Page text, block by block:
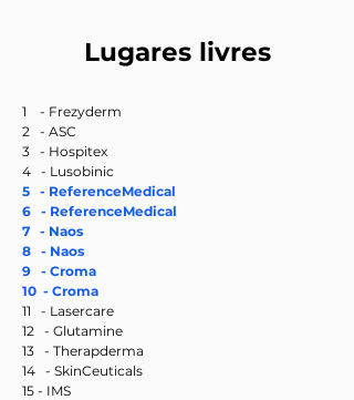
Lugares livres
1 - Frezyderm
2 - ASC
3 - Hospitex
4 - Lusobinic
5 - ReferenceMedical
6 - ReferenceMedical
7 - Naos
8 - Naos
9 - Croma
10 - Croma
11 - Lasercare
12 - Glutamine
13 - Therapderma
14 - SkinCeuticals
15 - IMS